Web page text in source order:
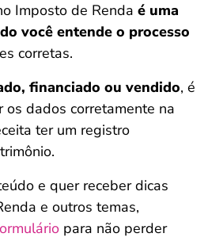
Imposto de Renda é uma
você entende o processo
corretas.
financiado ou vendido, é
os dados corretamente na
ter um registro
e quer receber dicas
e outros temas,
para não perder